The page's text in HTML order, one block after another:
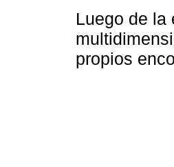
Luego de la
propios